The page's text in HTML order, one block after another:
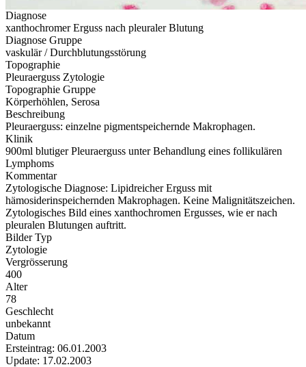
Diagnose
xanthochromer Erguss nach pleuraler Blutung
Diagnose Gruppe
vaskulär / Durchblutungsstörung
Topographie
Pleuraerguss Zytologie
Topographie Gruppe
Körperhöhlen, Serosa
Beschreibung
Pleuraerguss: einzelne pigmentspeichernde Makrophagen.
Klinik
900ml blutiger Pleuraerguss unter Behandlung eines follikulären
Lymphoms
Kommentar
Zytologische Diagnose: Lipidreicher Erguss mit
hämosiderinspeichernden Makrophagen. Keine Malignitätszeichen.
Zytologisches Bild eines xanthochromen Ergusses, wie er nach
pleuralen Blutungen auftritt.
Bilder Typ
Zytologie
Vergrösserung
400
Alter
78
Geschlecht
unbekannt
Datum
Ersteintrag: 06.01.2003
Update: 17.02.2003